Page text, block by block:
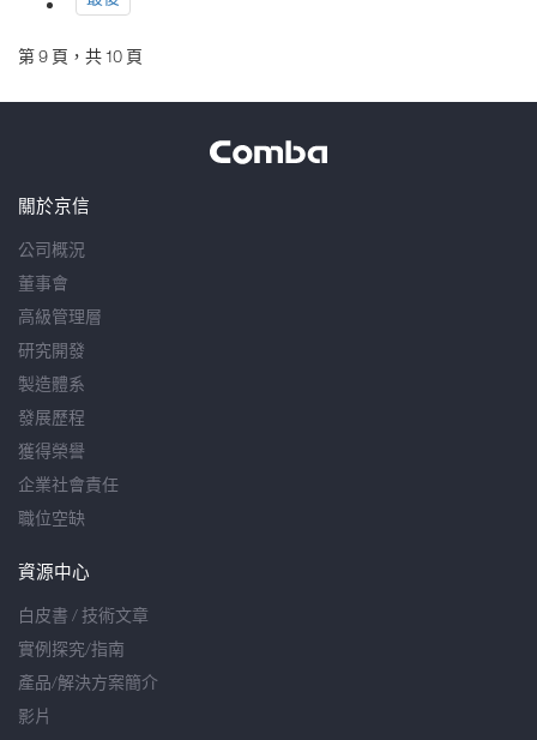
第 9 頁，共 10 頁
關於京信
公司概況
董事會
高級管理層
研究開發
製造體系
發展歷程
獲得榮譽
企業社會責任
職位空缺
資源中心
白皮書 / 技術文章
實例探究/指南
產品/解決方案簡介
影片